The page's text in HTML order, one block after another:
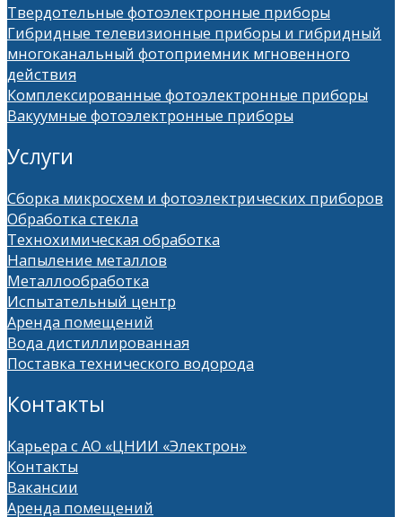
Твердотельные фотоэлектронные приборы
Гибридные телевизионные приборы и гибридный
многоканальный фотоприемник мгновенного
действия
Комплексированные фотоэлектронные приборы
Вакуумные фотоэлектронные приборы
Услуги
Сборка микросхем и фотоэлектрических приборов
Обработка стекла
Технохимическая обработка
Напыление металлов
Металлообработка
Испытательный центр
Аренда помещений
Вода дистиллированная
Поставка технического водорода
Контакты
Карьера с АО «ЦНИИ «Электрон»
Контакты
Вакансии
Аренда помещений